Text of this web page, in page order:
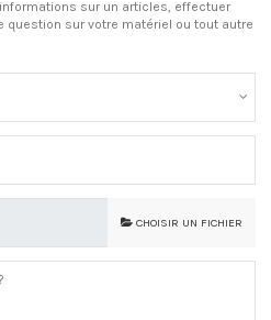
sur un articles, effectuer
question sur votre matériel ou tout autre
CHOISIR UN FICHIER